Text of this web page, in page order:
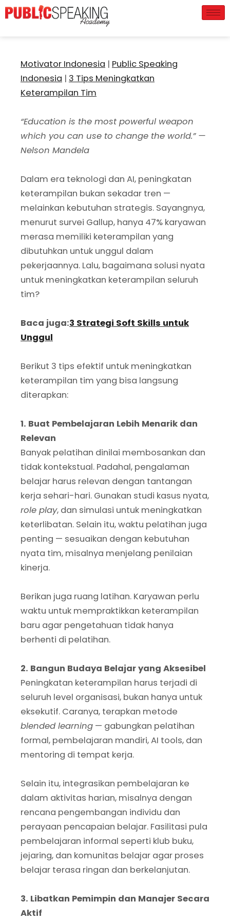
Motivator Indonesia | Public Speaking
Indonesia | 3 Tips Meningkatkan
Keterampilan Tim
“Education is the most powerful weapon
which you can use to change the world.” —
Nelson Mandela
Dalam era teknologi dan AI, peningkatan
keterampilan bukan sekadar tren —
melainkan kebutuhan strategis. Sayangnya,
menurut survei Gallup, hanya 47% karyawan
merasa memiliki keterampilan yang
dibutuhkan untuk unggul dalam
pekerjaannya. Lalu, bagaimana solusi nyata
untuk meningkatkan keterampilan seluruh
tim?
Baca juga:3 Strategi Soft Skills untuk
Unggul
Berikut 3 tips efektif untuk meningkatkan
keterampilan tim yang bisa langsung
diterapkan:
1. Buat Pembelajaran Lebih Menarik dan
Relevan
Banyak pelatihan dinilai membosankan dan
tidak kontekstual. Padahal, pengalaman
belajar harus relevan dengan tantangan
kerja sehari-hari. Gunakan studi kasus nyata,
role play, dan simulasi untuk meningkatkan
keterlibatan. Selain itu, waktu pelatihan juga
penting — sesuaikan dengan kebutuhan
nyata tim, misalnya menjelang penilaian
kinerja.
Berikan juga ruang latihan. Karyawan perlu
waktu untuk mempraktikkan keterampilan
baru agar pengetahuan tidak hanya
berhenti di pelatihan.
2. Bangun Budaya Belajar yang Aksesibel
Peningkatan keterampilan harus terjadi di
seluruh level organisasi, bukan hanya untuk
eksekutif. Caranya, terapkan metode
blended learning — gabungkan pelatihan
formal, pembelajaran mandiri, AI tools, dan
mentoring di tempat kerja.
Selain itu, integrasikan pembelajaran ke
dalam aktivitas harian, misalnya dengan
rencana pengembangan individu dan
perayaan pencapaian belajar. Fasilitasi pula
pembelajaran informal seperti klub buku,
jejaring, dan komunitas belajar agar proses
belajar terasa ringan dan berkelanjutan.
3. Libatkan Pemimpin dan Manajer Secara
Aktif